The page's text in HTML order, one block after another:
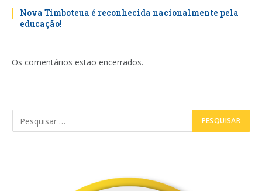
Nova Timboteua é reconhecida nacionalmente pela
educação!
Os comentários estão encerrados.